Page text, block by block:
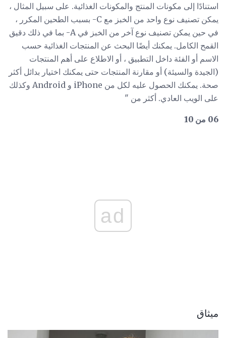
استنادًا إلى مكونات المنتج والمكونات الغذائية. على سبيل المثال ،
يمكن تصنيف نوع واحد من الخبز مع C- بسبب الطحين المكرر ،
في حين يمكن تصنيف نوع آخر من الخبز في A- بما في ذلك دقيق
القمح الكامل. يمكنك أيضًا البحث عن المنتجات الغذائية حسب
الاسم أو الفئة داخل التطبيق ، أو الاطلاع على أهم المنتجات
(الجيدة والسيئة) أو مقارنة المنتجات حتى يمكنك اختيار بدائل أكثر
صحة. يمكنك الحصول عليه لكل من iPhone و Android وكذلك
على الويب العادي. أكثر من "
06 من 10
ad
ميثاق